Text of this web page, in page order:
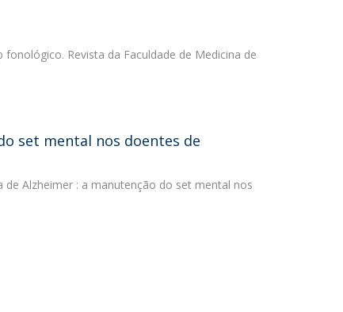
Revista da Faculdade de Medicina de
set mental nos doentes de
de Alzheimer : a manutenção do set mental nos